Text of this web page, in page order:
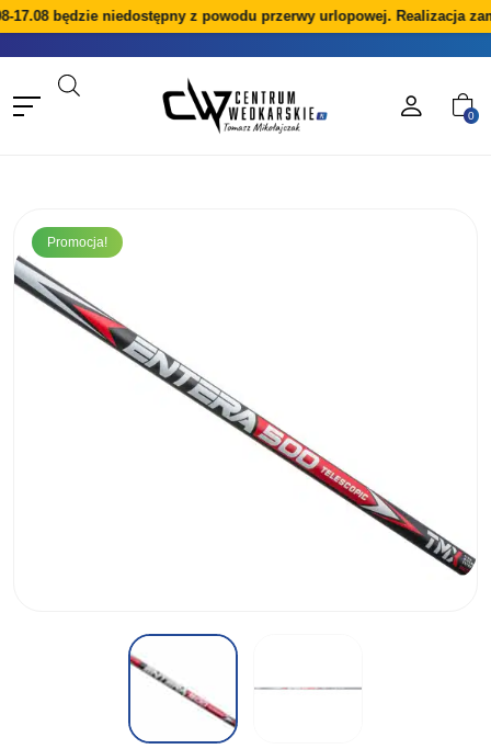
17.08 będzie niedostępny z powodu przerwy urlopowej. Realizacja
0
Promocja!